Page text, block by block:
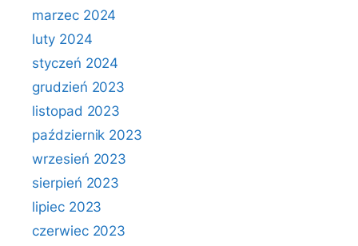
marzec 2024
luty 2024
styczeń 2024
grudzień 2023
listopad 2023
październik 2023
wrzesień 2023
sierpień 2023
lipiec 2023
czerwiec 2023